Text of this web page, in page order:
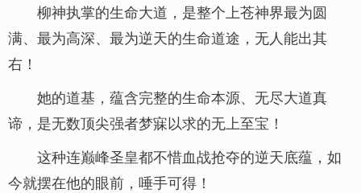
柳神执掌的生命大道，是整个上苍神界最为圆
满、最为高深、最为逆天的生命道途，无人能出其
右！
她的道基，蕴含完整的生命本源、无尽大道真
谛，是无数顶尖强者梦寐以求的无上至宝！
这种连巅峰圣皇都不惜血战抢夺的逆天底蕴，如
今就摆在他的眼前，唾手可得！